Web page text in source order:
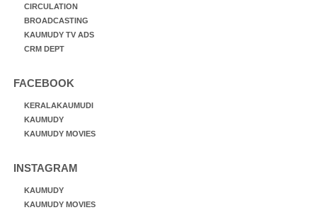
CIRCULATION
BROADCASTING
KAUMUDY TV ADS
CRM DEPT
FACEBOOK
KERALAKAUMUDI
KAUMUDY
KAUMUDY MOVIES
INSTAGRAM
KAUMUDY
KAUMUDY MOVIES